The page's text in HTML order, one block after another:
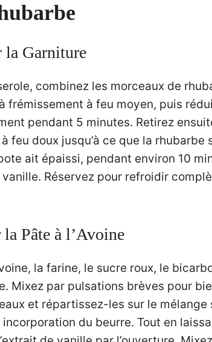
la Garniture
combinez les morceaux de
frémissement à feu moyen, puis
pendant 5 minutes. Retirez
feu doux jusqu’à ce que la
ait épaissi, pendant environ 10
vanille. Réservez pour refroidir
Pâte à l’Avoine
la farine, le sucre roux, le
Mixez par pulsations brèves pour
et répartissez-les sur le mélange
incorporation du beurre. Tout en